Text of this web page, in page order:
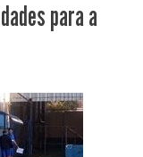
para a